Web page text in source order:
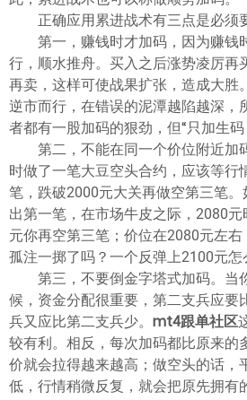
ไทย
正确应用累进战术有三点是必须
第一，赚钱时才加码，因为赚钱
行，顺水推舟。买入之后涨势凌厉再
再卖，这样可使战果扩张，造成大胜
逆市而行，在错误的泥潭越陷越深，
者都有一股加码的狠劲，但“只加生码
第二，不能在同一个价位附近加
时做了一笔大豆空头合约，应该等行
笔，跌破2000元大关再做空第三笔
出第一笔，在市场牛皮之际，2080
元你再空第三笔；价位在2080元左
孤注一掷了吗？一个反弹上2100元怎
第三，不要倒金字塔式加码。当
候，资金分配很重要，第二支兵应要
兵又应比第二支兵少。 mt4跟单社区
较有利。相反，每次加码都比原来的
价就会拉得越来越高；做空头的话，
低，行情稍微反复，就会把原先拥有